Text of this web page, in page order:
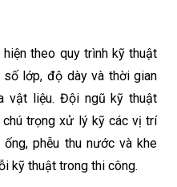
theo quy trình kỹ thuật
lớp, độ dày và thời gian
vật liệu. Đội ngũ kỹ thuật
chú trọng xử lý kỹ các vị trí
phễu thu nước và khe
kỹ thuật trong thi công.